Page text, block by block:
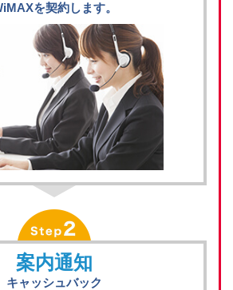
を契約します。
案内通知
キャッシュバック